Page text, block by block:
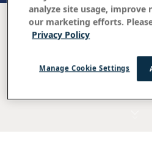
analyze site usage, improve
our marketing efforts.
Privacy Policy
Manage Cookie Settings